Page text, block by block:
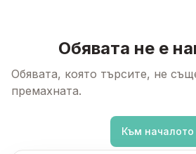
Обявата не е
Обявата, която търсите, не
премахната.
Към началото